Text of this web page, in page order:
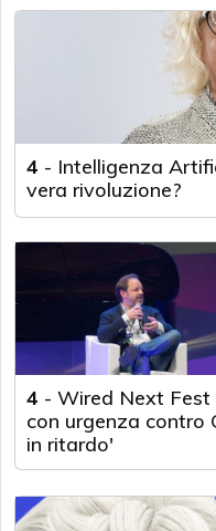
4 - Intelligenza
vera rivoluzione?
4 - Wired Next
con urgenza contro
in ritardo'